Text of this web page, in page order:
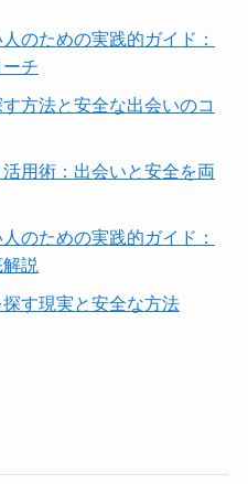
のための実践的ガイド：
チ
方法と安全な出会いのコ
用術：出会いと安全を両
のための実践的ガイド：
説
す現実と安全な方法